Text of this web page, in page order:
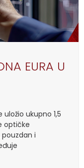
EURA U
ukupno 1,5
optičke
i